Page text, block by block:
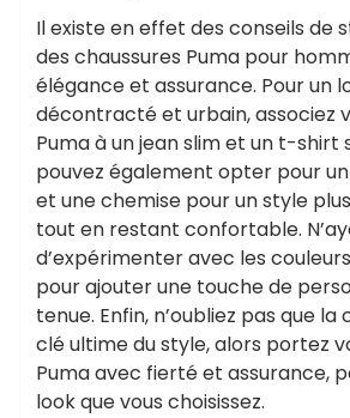
Il existe en effet des conseils de
des chaussures Puma pour
élégance et assurance. Pour un
décontracté et urbain, associez
Puma à un jean slim et un t-shirt
pouvez également opter pour
et une chemise pour un style
tout en restant confortable.
d’expérimenter avec les
pour ajouter une touche de
tenue. Enfin, n’oubliez pas que
clé ultime du style, alors portez
Puma avec fierté et assurance,
look que vous choisissez.